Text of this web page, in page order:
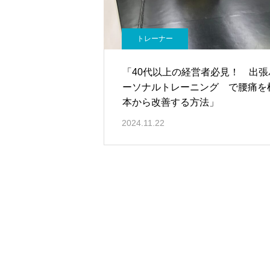
トレーナー
「40代以上の経営者必見！ 出張
ーソナルトレーニング で腰痛を
本から改善する方法」
2024.11.22